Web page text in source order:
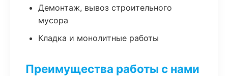
Демонтаж, вывоз строительного
мусора
Кладка и монолитные работы
Преимущества работы с нами